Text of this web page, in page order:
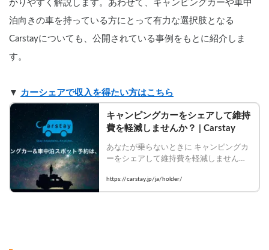
かりやすく解説します。あわせて、キャンピングカーや車中
泊向きの車を持っている方にとって有力な選択肢となる
Carstayについても、公開されている事例をもとに紹介しま
す。
▼ カーシェアで収入を得たい方はこちら
キャンピングカーをシェアして維持
費を軽減しませんか？ | Carstay
あなたが乗らないときに キャンピングカ
ーをシェアして維持費を軽減しません
いゲストと、キャンピングカーをシェア
して維持費を軽減したいホルダーをつな
https://carstay.jp/ja/holder/